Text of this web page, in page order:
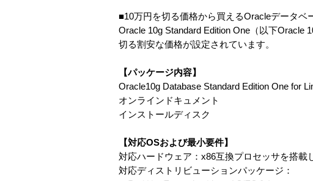
■10万円を切る価格から買えるOracleデータベ
Oracle 10g Standard Edition One（以下Oracle
切る割安な価格が設定されています。
【パッケージ内容】
Oracle10g Database Standard Edition One for
オンラインドキュメント
インストールディスク
【対応OSおよび最小要件】
対応ハードウェア：x86互換プロセッサを搭載
対応ディストリビューションパッケージ：